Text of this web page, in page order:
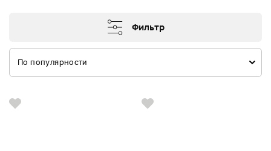
Фильтр
По популярности